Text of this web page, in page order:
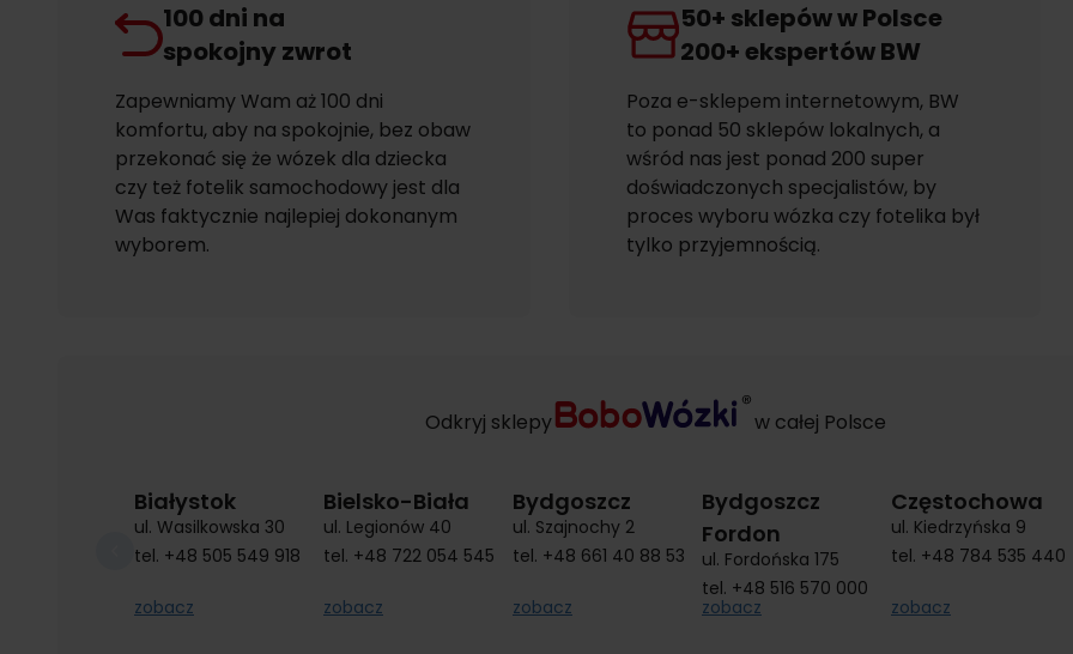
100 dni na
spokojny zwrot
Zapewniamy Wam aż 100 dni
komfortu, aby na spokojnie, bez obaw
przekonać się że wózek dla dziecka
czy też fotelik samochodowy jest dla
Was faktycznie najlepiej dokonanym
wyborem.
50+ sklepów w Polsce
200+ ekspertów BW
Poza e-sklepem internetowym, BW
to ponad 50 sklepów lokalnych, a
wśród nas jest ponad 200 super
doświadczonych specjalistów, by
proces wyboru wózka czy fotelika był
tylko przyjemnością.
Odkryj sklepy w całej Polsce
Białystok
ul. Wasilkowska 30
tel. +48 505 549 918
zobacz
Bielsko-Biała
ul. Legionów 40
tel. +48 722 054 545
zobacz
Bydgoszcz
ul. Szajnochy 2
tel. +48 661 40 88 53
zobacz
Bydgoszcz
Fordon
ul. Fordońska 175
tel. +48 516 570 000
zobacz
Częstochowa
ul. Kiedrzyńska 9
tel. +48 784 535 440
zobacz